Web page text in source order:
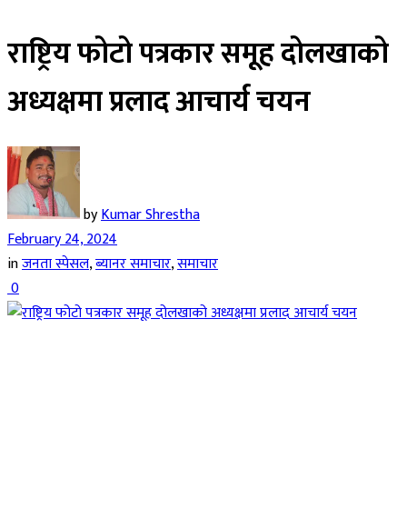
राष्ट्रिय फोटो पत्रकार समूह दोलखाको
अध्यक्षमा प्रलाद आचार्य चयन
byKumar Shrestha
February 24, 2024
inजनता स्पेसल,ब्यानर समाचार,समाचार
0